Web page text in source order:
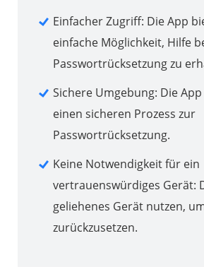
Einfacher Zugriff: Die App
einfache Möglichkeit, Hilfe
Passwortrücksetzung zu
Sichere Umgebung: Die
einen sicheren Prozess zur
Passwortrücksetzung.
Keine Notwendigkeit für ein
vertrauenswürdiges Gerät:
geliehenes Gerät nutzen,
zurückzusetzen.